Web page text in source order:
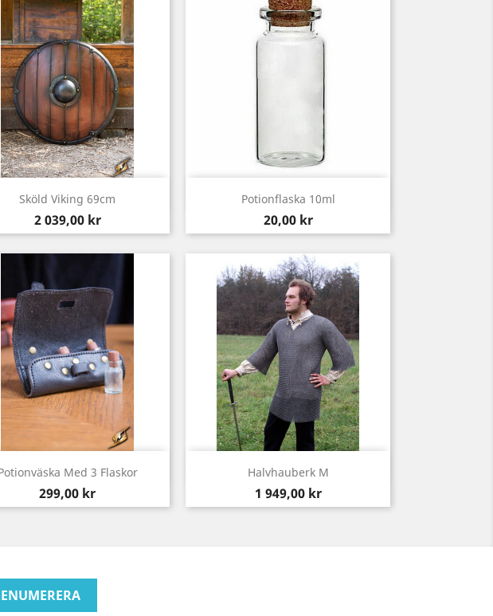
Sköld Viking 69cm
Pris
2 039,00 kr
 Snabbvy Potionflaska 10ml
Pris
20,00 kr
Snabbvy
Med 3 Flaskor
Pris
299,00 kr
Snabbvy Halvhauberk M
Pris
1 949,00 kr
Snabbvy